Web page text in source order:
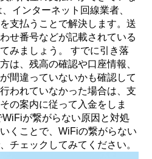
インターネット回線業者、
支払うことで解決します。送
せ番号などが記載されている
みましょう。 すでに引き落
は、残高の確認や口座情報、
間違っていないかも確認して
われていなかった場合は、支
の案内に従って入金をしま
が繋がらない原因と対処
くことで、WiFiの繋がらない
チェックしてみてください。